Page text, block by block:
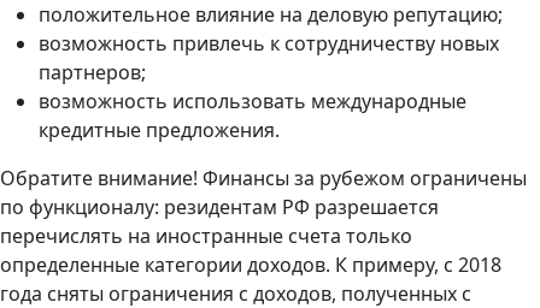
положительное влияние на деловую репутацию;
возможность привлечь к сотрудничеству новых
партнеров;
возможность использовать международные
кредитные предложения.
Обратите внимание! Финансы за рубежом ограничены
по функционалу: резидентам РФ разрешается
перечислять на иностранные счета только
определенные категории доходов. К примеру, с 2018
года сняты ограничения с доходов, полученных с